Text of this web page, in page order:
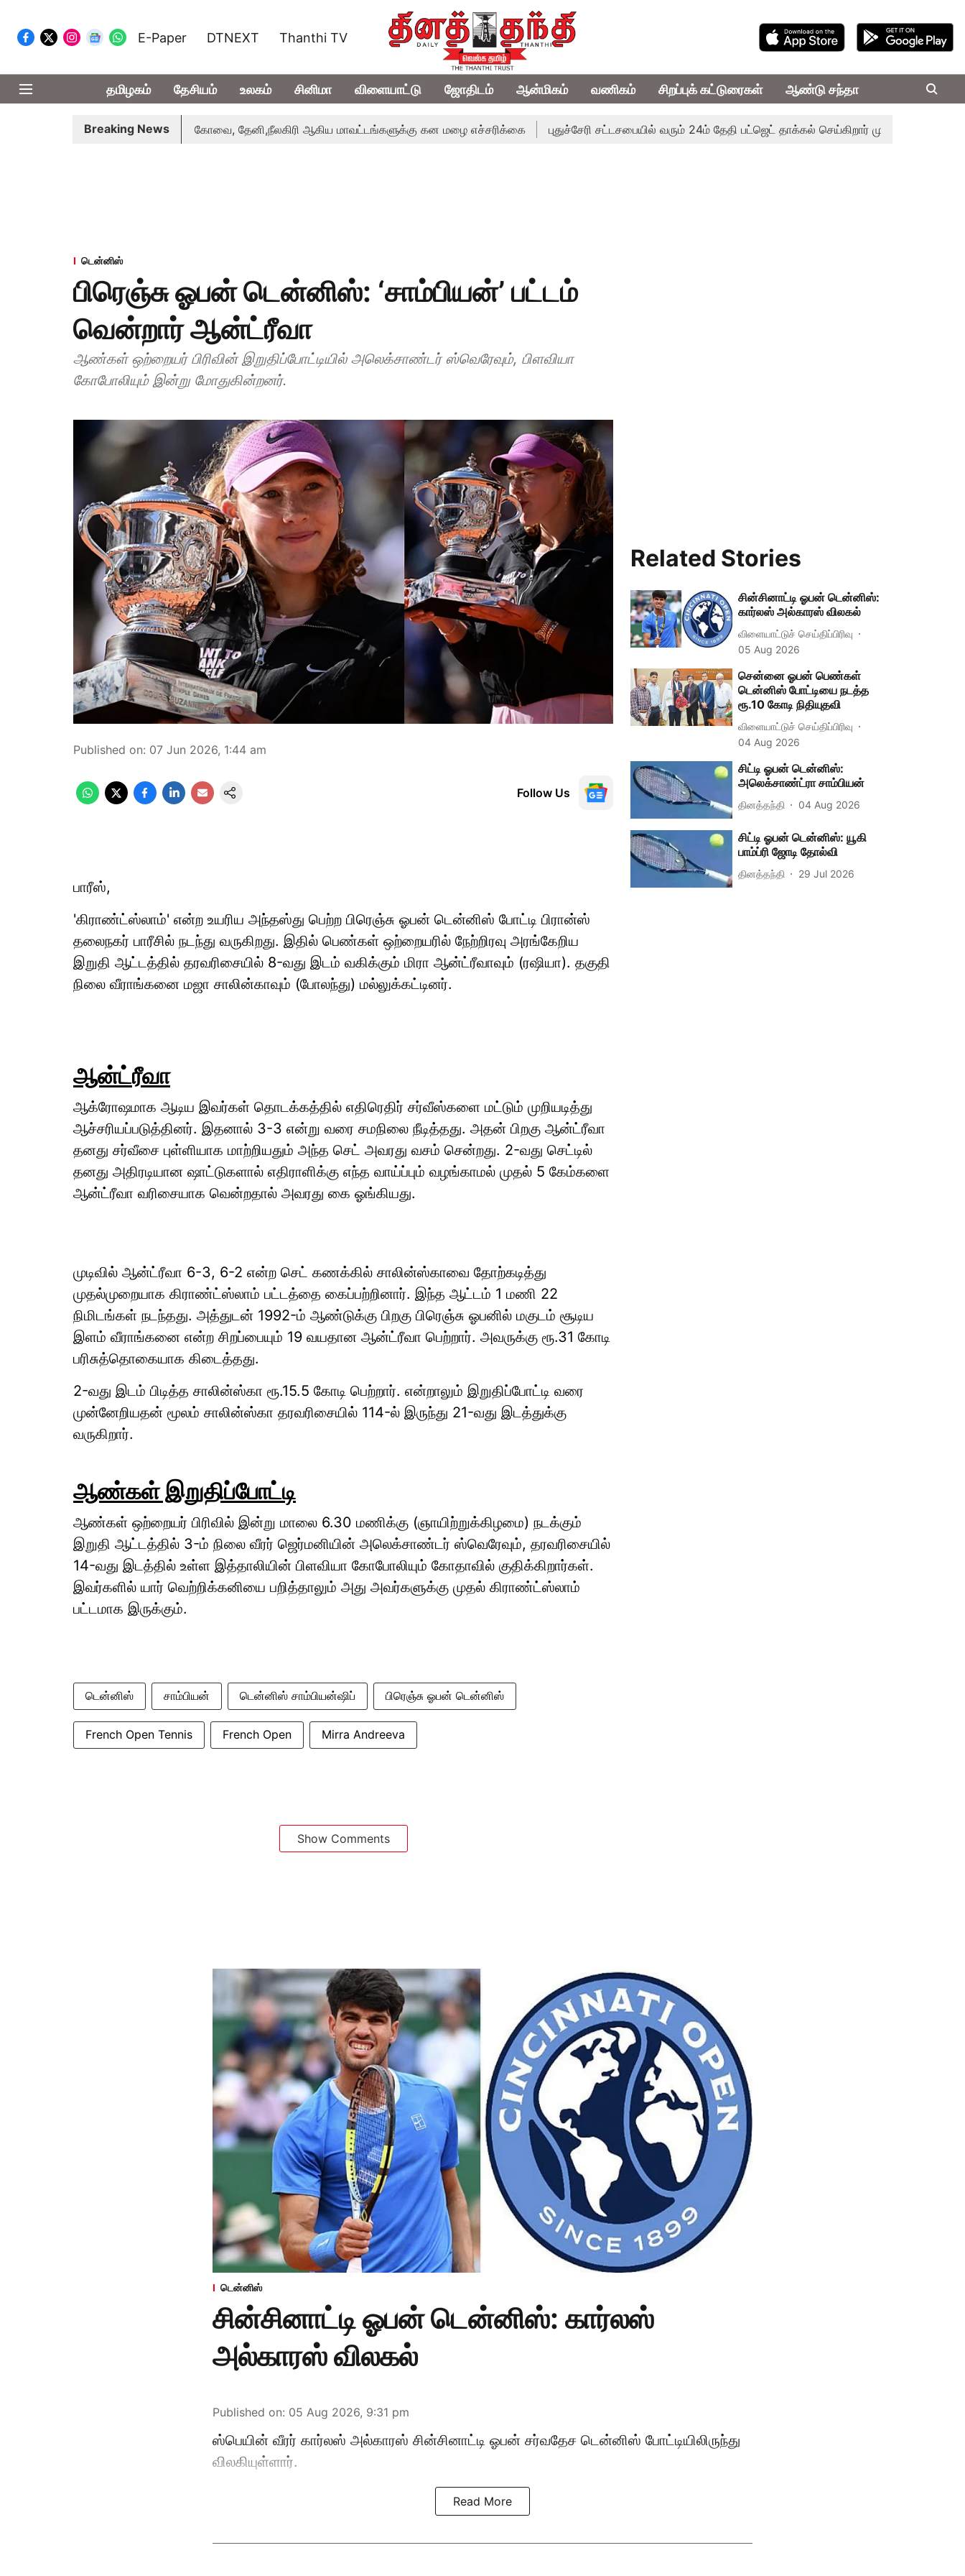
E-Paper DTNEXT Thanthi TV
தமிழகம் தேசியம் உலகம் சினிமா விளையாட்டு ஜோதிடம் ஆன்மிகம் வணிகம் சிறப்புக் கட்டுரைகள் ஆண்டு சந்தா
Breaking News
வாபஸ் பெற்றார் சங்கீதா கோவை, தேனி,நீலகிரி ஆகிய மாவட்டங்களுக்கு கன மழை எச்சரிக்கை புதுச்சேரி சட்டசபையில் வரும் 24ம் தேதி பட்ஜெட் தாக்கல் செய்கிறார் முதல்-அமைச்சர் ரங்கசாமி
டென்னிஸ்
பிரெஞ்சு ஓபன் டென்னிஸ்: ‘சாம்பியன்’ பட்டம்
வென்றார் ஆன்ட்ரீவா
ஆண்கள் ஒற்றையர் பிரிவின் இறுதிப்போட்டியில் அலெக்சாண்டர் ஸ்வெரேவும், பிளவியா
கோபோலியும் இன்று மோதுகின்றனர்.
Published on: 07 Jun 2026, 1:44 am
Follow Us
பாரீஸ்,
'கிராண்ட்ஸ்லாம்' என்ற உயரிய அந்தஸ்து பெற்ற பிரெஞ்சு ஓபன் டென்னிஸ் போட்டி பிரான்ஸ்
தலைநகர் பாரீசில் நடந்து வருகிறது. இதில் பெண்கள் ஒற்றையரில் நேற்றிரவு அரங்கேறிய
இறுதி ஆட்டத்தில் தரவரிசையில் 8-வது இடம் வகிக்கும் மிரா ஆன்ட்ரீவாவும் (ரஷியா). தகுதி
நிலை வீராங்கனை மஜா சாலின்காவும் (போலந்து) மல்லுக்கட்டினர்.
ஆன்ட்ரீவா
ஆக்ரோஷமாக ஆடிய இவர்கள் தொடக்கத்தில் எதிரெதிர் சர்வீஸ்களை மட்டும் முறியடித்து
ஆச்சரியப்படுத்தினர். இதனால் 3-3 என்று வரை சமநிலை நீடித்தது. அதன் பிறகு ஆன்ட்ரீவா
தனது சர்வீசை புள்ளியாக மாற்றியதும் அந்த செட் அவரது வசம் சென்றது. 2-வது செட்டில்
தனது அதிரடியான ஷாட்டுகளால் எதிராளிக்கு எந்த வாய்ப்பும் வழங்காமல் முதல் 5 கேம்களை
ஆன்ட்ரீவா வரிசையாக வென்றதால் அவரது கை ஓங்கியது.
முடிவில் ஆன்ட்ரீவா 6-3, 6-2 என்ற செட் கணக்கில் சாலின்ஸ்காவை தோற்கடித்து
முதல்முறையாக கிராண்ட்ஸ்லாம் பட்டத்தை கைப்பற்றினார். இந்த ஆட்டம் 1 மணி 22
நிமிடங்கள் நடந்தது. அத்துடன் 1992-ம் ஆண்டுக்கு பிறகு பிரெஞ்சு ஓபனில் மகுடம் சூடிய
இளம் வீராங்கனை என்ற சிறப்பையும் 19 வயதான ஆன்ட்ரீவா பெற்றார். அவருக்கு ரூ.31 கோடி
பரிசுத்தொகையாக கிடைத்தது.
2-வது இடம் பிடித்த சாலின்ஸ்கா ரூ.15.5 கோடி பெற்றார். என்றாலும் இறுதிப்போட்டி வரை
முன்னேறியதன் மூலம் சாலின்ஸ்கா தரவரிசையில் 114-ல் இருந்து 21-வது இடத்துக்கு
வருகிறார்.
ஆண்கள் இறுதிப்போட்டி
ஆண்கள் ஒற்றையர் பிரிவில் இன்று மாலை 6.30 மணிக்கு (ஞாயிற்றுக்கிழமை) நடக்கும்
இறுதி ஆட்டத்தில் 3-ம் நிலை வீரர் ஜெர்மனியின் அலெக்சாண்டர் ஸ்வெரேவும், தரவரிசையில்
14-வது இடத்தில் உள்ள இத்தாலியின் பிளவியா கோபோலியும் கோதாவில் குதிக்கிறார்கள்.
இவர்களில் யார் வெற்றிக்கனியை பறித்தாலும் அது அவர்களுக்கு முதல் கிராண்ட்ஸ்லாம்
பட்டமாக இருக்கும்.
டென்னிஸ் சாம்பியன் டென்னிஸ் சாம்பியன்ஷிப் பிரெஞ்சு ஓபன் டென்னிஸ்
French Open Tennis French Open Mirra Andreeva
Show Comments
Related Stories
சின்சினாட்டி ஓபன் டென்னிஸ்:
கார்லஸ் அல்காரஸ் விலகல்
விளையாட்டுச் செய்திப்பிரிவு
05 Aug 2026
சென்னை ஓபன் பெண்கள்
டென்னிஸ் போட்டியை நடத்த
ரூ.10 கோடி நிதியுதவி
விளையாட்டுச் செய்திப்பிரிவு
04 Aug 2026
சிட்டி ஓபன் டென்னிஸ்:
அலெக்சாண்ட்ரா சாம்பியன்
தினத்தந்தி 04 Aug 2026
சிட்டி ஓபன் டென்னிஸ்: யூகி
பாம்ப்ரி ஜோடி தோல்வி
தினத்தந்தி 29 Jul 2026
டென்னிஸ்
சின்சினாட்டி ஓபன் டென்னிஸ்: கார்லஸ்
அல்காரஸ் விலகல்
Published on: 05 Aug 2026, 9:31 pm
ஸ்பெயின் வீரர் கார்லஸ் அல்காரஸ் சின்சினாட்டி ஓபன் சர்வதேச டென்னிஸ் போட்டியிலிருந்து
விலகியுள்ளார்.
Read More